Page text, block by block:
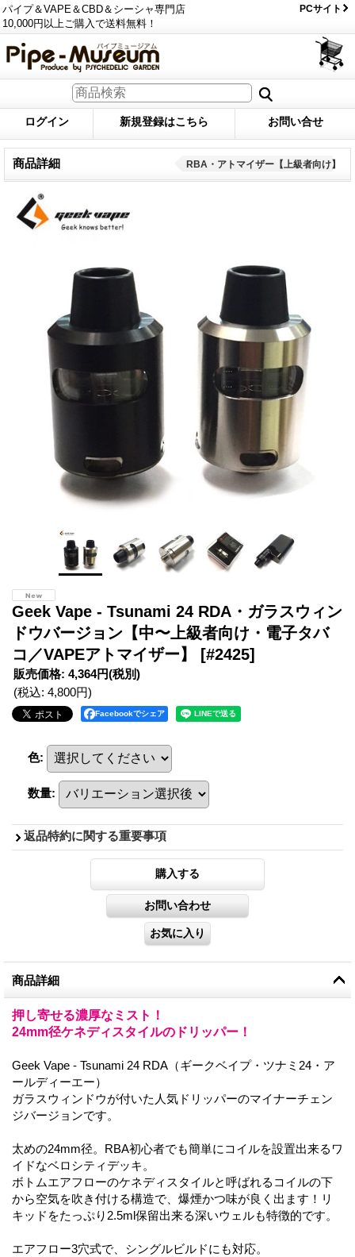
パイプ＆VAPE＆CBD＆シーシャ専門店
10,000円以上ご購入で送料無料！
PCサイト
ログイン 新規登録はこちら お問い合せ
商品詳細 RBA・アトマイザー【上級者向け】
Geek Vape - Tsunami 24 RDA・ガラスウィン
ドウバージョン【中〜上級者向け・電子タバ
コ／VAPEアトマイザー】 [#2425]
販売価格: 4,364円(税別)
(税込: 4,800円)
Facebookでシェア
色:
数量:
返品特約に関する重要事項
商品詳細
押し寄せる濃厚なミスト！
24mm径ケネディスタイルのドリッパー！
Geek Vape - Tsunami 24 RDA（ギークベイプ・ツナミ24・ア
ールディーエー）
ガラスウィンドウが付いた人気ドリッパーのマイナーチェン
ジバージョンです。
太めの24mm径。RBA初心者でも簡単にコイルを設置出来るワ
イドなベロシティデッキ。
ボトムエアフローのケネディスタイルと呼ばれるコイルの下
から空気を吹き付ける構造で、爆煙かつ味が良く出ます！リ
キッドをたっぷり2.5ml保留出来る深いウェルも特徴的です。
エアフロー3穴式で、シングルビルドにも対応。